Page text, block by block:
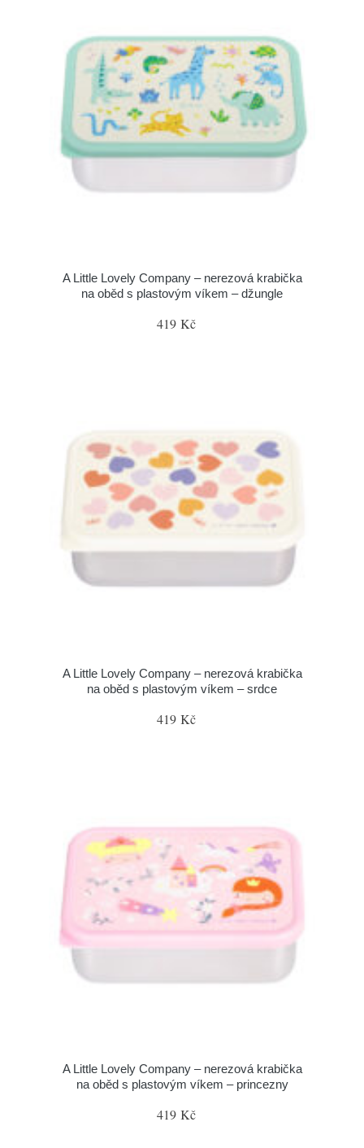
A Little Lovely Company – nerezová krabička
na oběd s plastovým víkem – džungle
419 Kč
A Little Lovely Company – nerezová krabička
na oběd s plastovým víkem – srdce
419 Kč
A Little Lovely Company – nerezová krabička
na oběd s plastovým víkem – princezny
419 Kč